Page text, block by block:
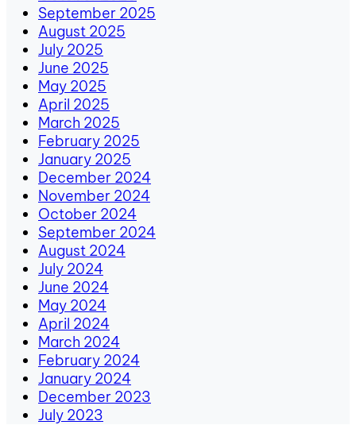
September 2025
August 2025
July 2025
June 2025
May 2025
April 2025
March 2025
February 2025
January 2025
December 2024
November 2024
October 2024
September 2024
August 2024
July 2024
June 2024
May 2024
April 2024
March 2024
February 2024
January 2024
December 2023
July 2023